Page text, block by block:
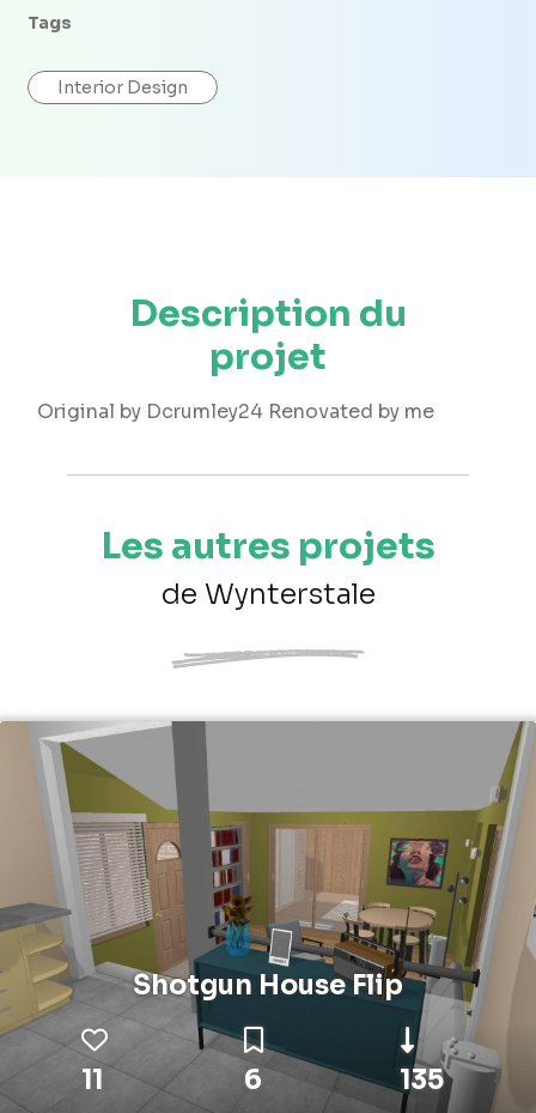
Tags
Interior Design
Description du
projet
Original by Dcrumley24 Renovated by me
Les autres projets
de Wynterstale
Shotgun House Flip
11 6 135